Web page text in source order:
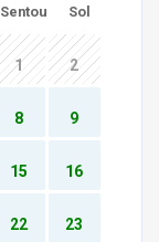
Sentou Sol
1 2
8 9
15 16
22 23